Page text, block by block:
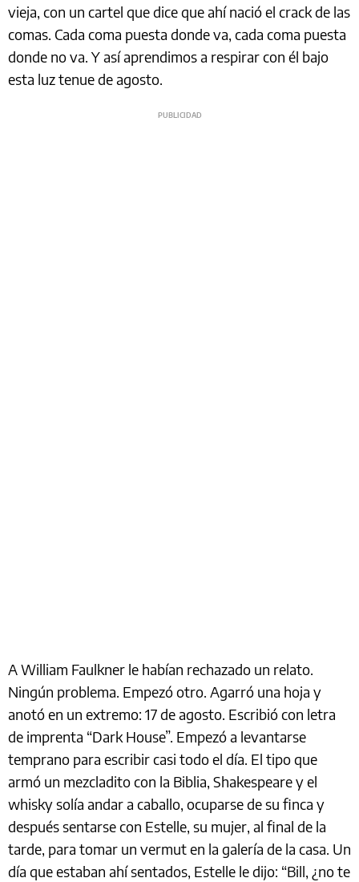
vieja, con un cartel que dice que ahí nació el crack de las
comas. Cada coma puesta donde va, cada coma puesta
donde no va. Y así aprendimos a respirar con él bajo
esta luz tenue de agosto.
A William Faulkner le habían rechazado un relato.
Ningún problema. Empezó otro. Agarró una hoja y
anotó en un extremo: 17 de agosto. Escribió con letra
de imprenta “Dark House”. Empezó a levantarse
temprano para escribir casi todo el día. El tipo que
armó un mezcladito con la Biblia, Shakespeare y el
whisky solía andar a caballo, ocuparse de su finca y
después sentarse con Estelle, su mujer, al final de la
tarde, para tomar un vermut en la galería de la casa. Un
día que estaban ahí sentados, Estelle le dijo: “Bill, ¿no te